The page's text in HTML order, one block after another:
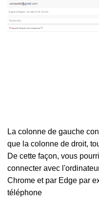
La colonne de gauche
que la colonne de droit,
De cette façon, vous
connecter avec
Chrome et par Edge par
téléphone